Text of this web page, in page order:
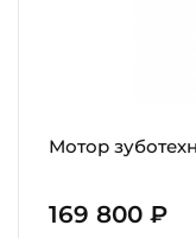
Мотор
169 800 ₽